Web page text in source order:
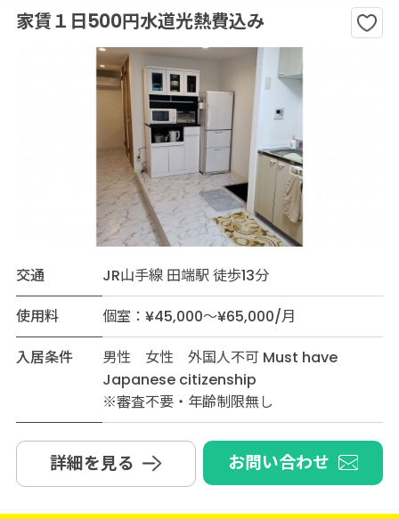
家賃１日500円水道光熱費込み
交通
JR山手線 田端駅 徒歩13分
使用料
個室：¥45,000～¥65,000/月
入居条件
男性 女性 外国人不可 Must have
Japanese citizenship
※審査不要・年齢制限無し
詳細を見る お問い合わせ